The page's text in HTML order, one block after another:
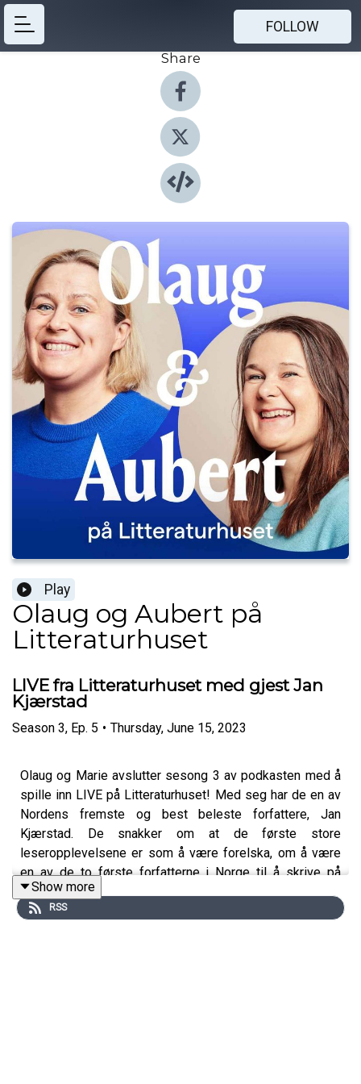
FOLLOW
Share
Play
Olaug og Aubert på
Litteraturhuset
LIVE fra Litteraturhuset med gjest Jan
Kjærstad
Season 3, Ep. 5 • Thursday, June 15, 2023
Olaug og Marie avslutter sesong 3 av podkasten med å
spille inn LIVE på Litteraturhuset! Med seg har de en av
Nordens fremste og best beleste forfattere, Jan
Kjærstad. De snakker om at de første store
leseropplevelsene er som å være forelska, om å være
en av de to første forfatterne i Norge til å skrive på
datamaskin, og om å IKKE lese 200 bøker i året.
Show more
RSS